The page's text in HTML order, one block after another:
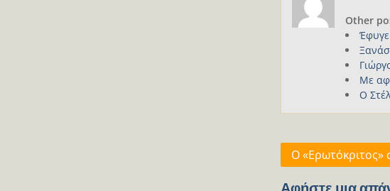
Other
Με
Ο
Πλοήγηση
Ο «Ερωτόκριτος»